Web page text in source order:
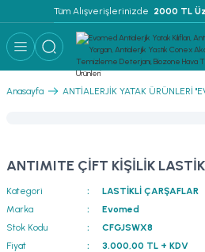
Tüm Alışverişlerinizde 2000 TL
ÜRÜNLERİ ''EVOMED''
SOLÜSYONU
- NEM ALMA
Anasayfa ANTİALERJİK YATAK ÜRÜNLERİ
ANTIMITE ÇİFT KİŞİLİK
Kategori
LASTİKLİ ÇARŞAFLAR
Marka
Evomed
Stok Kodu
CFGJSWX8
Fiyat
3.000,00 TL + KDV